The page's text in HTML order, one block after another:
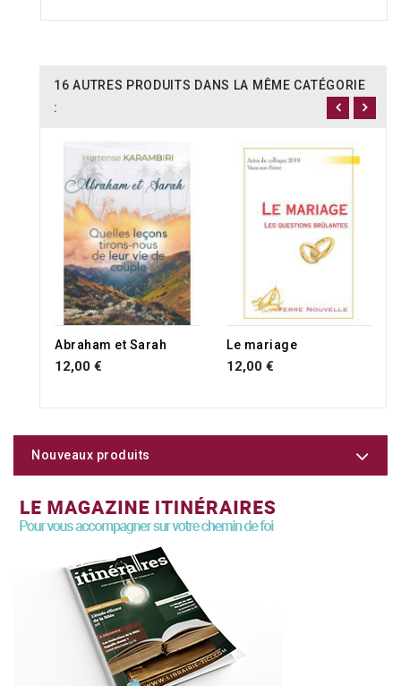
16 AUTRES PRODUITS DANS LA MÊME CATÉGORIE
:
Abraham et Sarah
12,00 €
Le mariage
12,00 €
Nouveaux produits